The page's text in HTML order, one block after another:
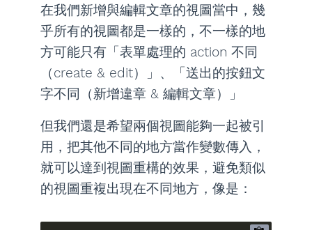
在我們新增與編輯文章的視圖當中，幾
乎所有的視圖都是一樣的，不一樣的地
方可能只有「表單處理的 action 不同
（create & edit）」、「送出的按鈕文
字不同（新增違章 & 編輯文章）」
但我們還是希望兩個視圖能夠一起被引
用，把其他不同的地方當作變數傳入，
就可以達到視圖重構的效果，避免類似
的視圖重複出現在不同地方，像是：